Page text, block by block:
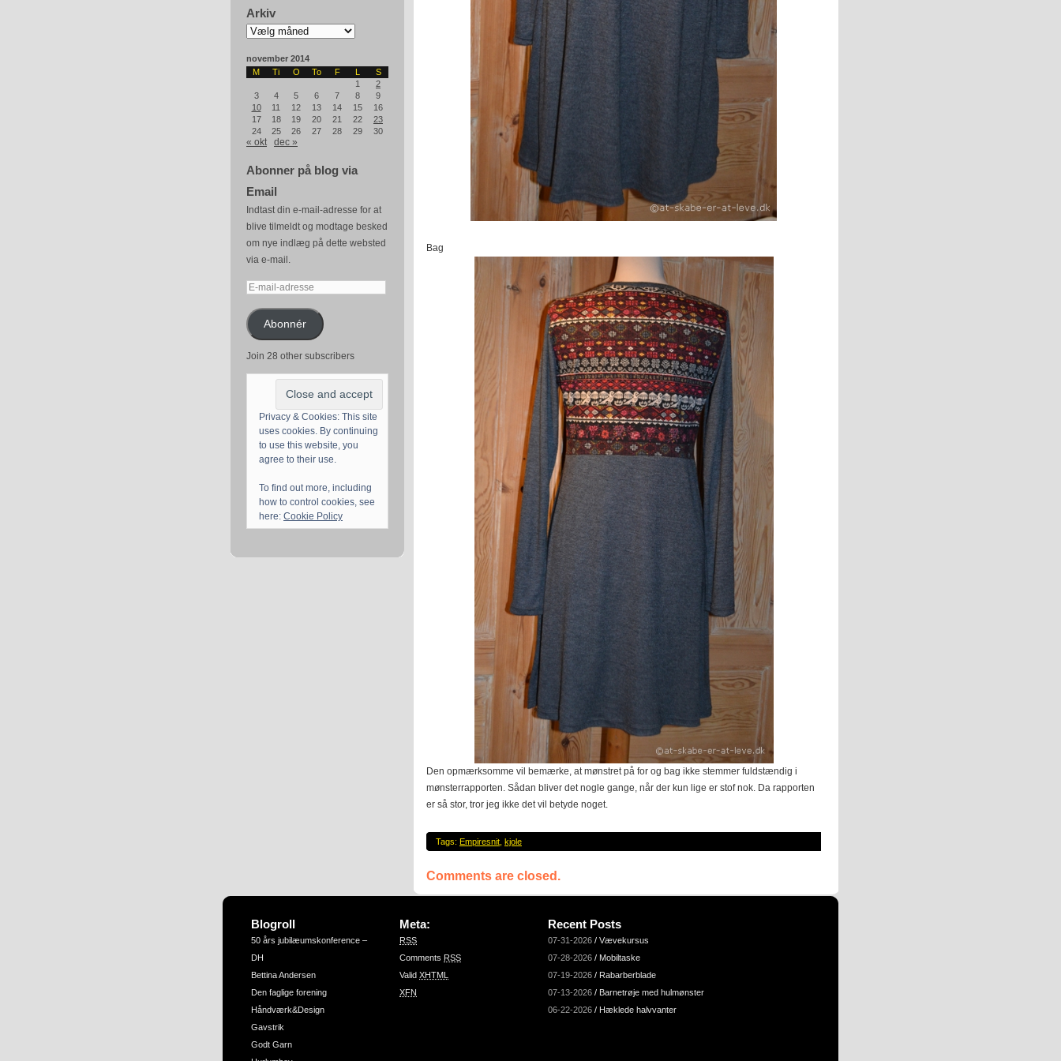
Arkiv
Arkiv
november 2014
M
Ti O To F L
S
1
2
3
4 5 6 7 8
9
10
11 12 13 14 15
16
17
18 19 20 21 22
23
24
25 26 27 28 29 30
« okt dec »
Abonner på blog via
Email
Indtast din e-mail-adresse for at
blive tilmeldt og modtage besked
om nye indlæg på dette websted
via e-mail.
E-
adresseAbonnér
Join 28 other subscribers
Privacy & Cookies: This site
uses cookies. By continuing
to use this website, you
agree to their use.
To find out more, including
how to control cookies, see
here: Cookie Policy
Bag
Den opmærksomme vil bemærke, at mønstret på for og bag ikke stemmer fuldstændig i
mønsterrapporten. Sådan bliver det nogle gange, når der kun lige er stof nok. Da rapporten
er så stor, tror jeg ikke det vil betyde noget.
Tags: Empiresnit, kjole
Comments are closed.
Blogroll
50 års jubilæumskonference –
DH
Bettina Andersen
Den faglige forening
Håndværk&Design
Gavstrik
Godt Garn
Meta:
RSS
Comments RSS
Valid XHTML
XFN
Recent Posts
07-31-2026 / Vævekursus
07-28-2026 / Mobiltaske
07-19-2026 / Rabarberblade
07-13-2026 / Barnetrøje med hulmønster
06-22-2026 / Hæklede halvvanter